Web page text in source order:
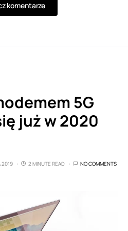
komentarze
5G
już w 2020
2019 2 MINUTE READ NO COMMENTS